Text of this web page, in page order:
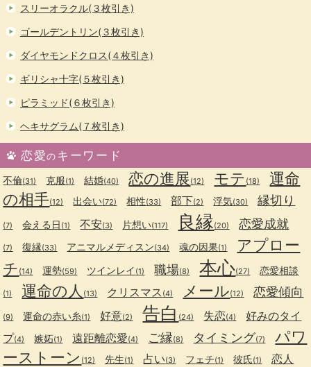
スリーオラクル(３枚引き)
ゴールデントリン(３枚引き)
ダイヤモンドクロス(４枚引き)
ギリシャ十字(５枚引き)
ピラミッド(６枚引き)
ヘキサグラム(７枚引き)
恋愛のキーワード
不倫(31) 克服(1) 結婚(40) 恋の進展(12) モテ (18)
運命
の相手(12) 出会い(72) 相性(33) 部下(2) 浮気(30) 縁切り
(7) 会える日 (1) 不安(3) 片想い(117) 良縁(20) 恋愛成就
(7) 復縁(33) アニマルメディスン(34) 魂の因果(1)
アプロー
チ (14) 運勢(59) ツインレイ (1) 職場(8) 本心(27) 恋愛相談
(1) 運命の人 (13) クリスマス (4) メール(12) 恋愛傾向
(9) 運命の赤い糸(1) 好意(2) 告白 (24) 失恋(4)
好みのタイ
プ(4) 嫉妬(1) 遠距離恋愛(4) ご縁(8) タイミング(7)
パワ
ーストーン (12) 先生(1) 占い(3) フェチ(1) 彼氏(1) 恋人